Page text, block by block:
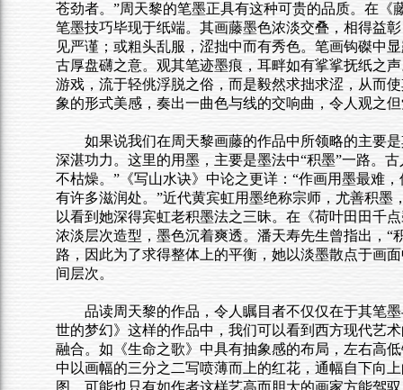
苍劲者。”周天黎的笔墨正具有这种可贵的品质。在
笔墨技巧毕现于纸端。其画藤墨色浓淡交叠，相得益
见严谨；或粗头乱服，涩拙中而有秀色。笔画钩磔中
古厚盘礴之意。观其笔迹墨痕，耳畔如有挲挲抚纸之
游戏，流于轻佻浮脱之俗，而是毅然求拙求涩，从而
象的形式美感，奏出一曲色与线的交响曲，令人观之
如果说我们在周天黎画藤的作品中所领略的主要
深湛功力。这里的用墨，主要是墨法中“积墨”一路。
不枯燥。”《写山水诀》中论之更详：“作画用墨最难
有许多滋润处。”近代黄宾虹用墨绝称宗师，尤善积
以看到她深得宾虹老积墨法之三昧。在《荷叶田田千
浓淡层次造型，墨色沉着爽透。潘天寿先生曾指出，“
路，因此为了求得整体上的平衡，她以淡墨散点于画
间层次。
品读周天黎的作品，令人瞩目者不仅仅在于其笔
世的梦幻》这样的作品中，我们可以看到西方现代艺
融合。如《生命之歌》中具有抽象感的布局，左右高
中以画幅的三分之二写喷薄而上的红花，通幅自下向
图，可能也只有如作者这样艺高而胆大的画家方能驾